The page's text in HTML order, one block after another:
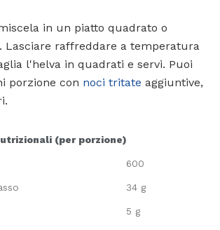
in un piatto quadrato o
Lasciare raffreddare a temperatura
l'helva in quadrati e servi. Puoi
porzione con noci tritate aggiuntive,
(per porzione)
600
34 g
5 g